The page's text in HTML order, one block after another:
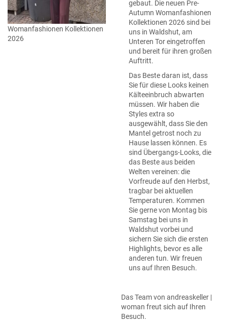
Womanfashionen Kollektionen
2026
gebaut. Die neuen Pre-
Autumn Womanfashionen
Kollektionen 2026 sind bei
uns in Waldshut, am
Unteren Tor eingetroffen
und bereit für ihren großen
Auftritt.
Das Beste daran ist, dass
Sie für diese Looks keinen
Kälteeinbruch abwarten
müssen. Wir haben die
Styles extra so
ausgewählt, dass Sie den
Mantel getrost noch zu
Hause lassen können. Es
sind Übergangs-Looks, die
das Beste aus beiden
Welten vereinen: die
Vorfreude auf den Herbst,
tragbar bei aktuellen
Temperaturen. Kommen
Sie gerne von Montag bis
Samstag bei uns in
Waldshut vorbei und
sichern Sie sich die ersten
Highlights, bevor es alle
anderen tun. Wir freuen
uns auf Ihren Besuch.
Das Team von andreaskeller |
woman freut sich auf Ihren
Besuch.